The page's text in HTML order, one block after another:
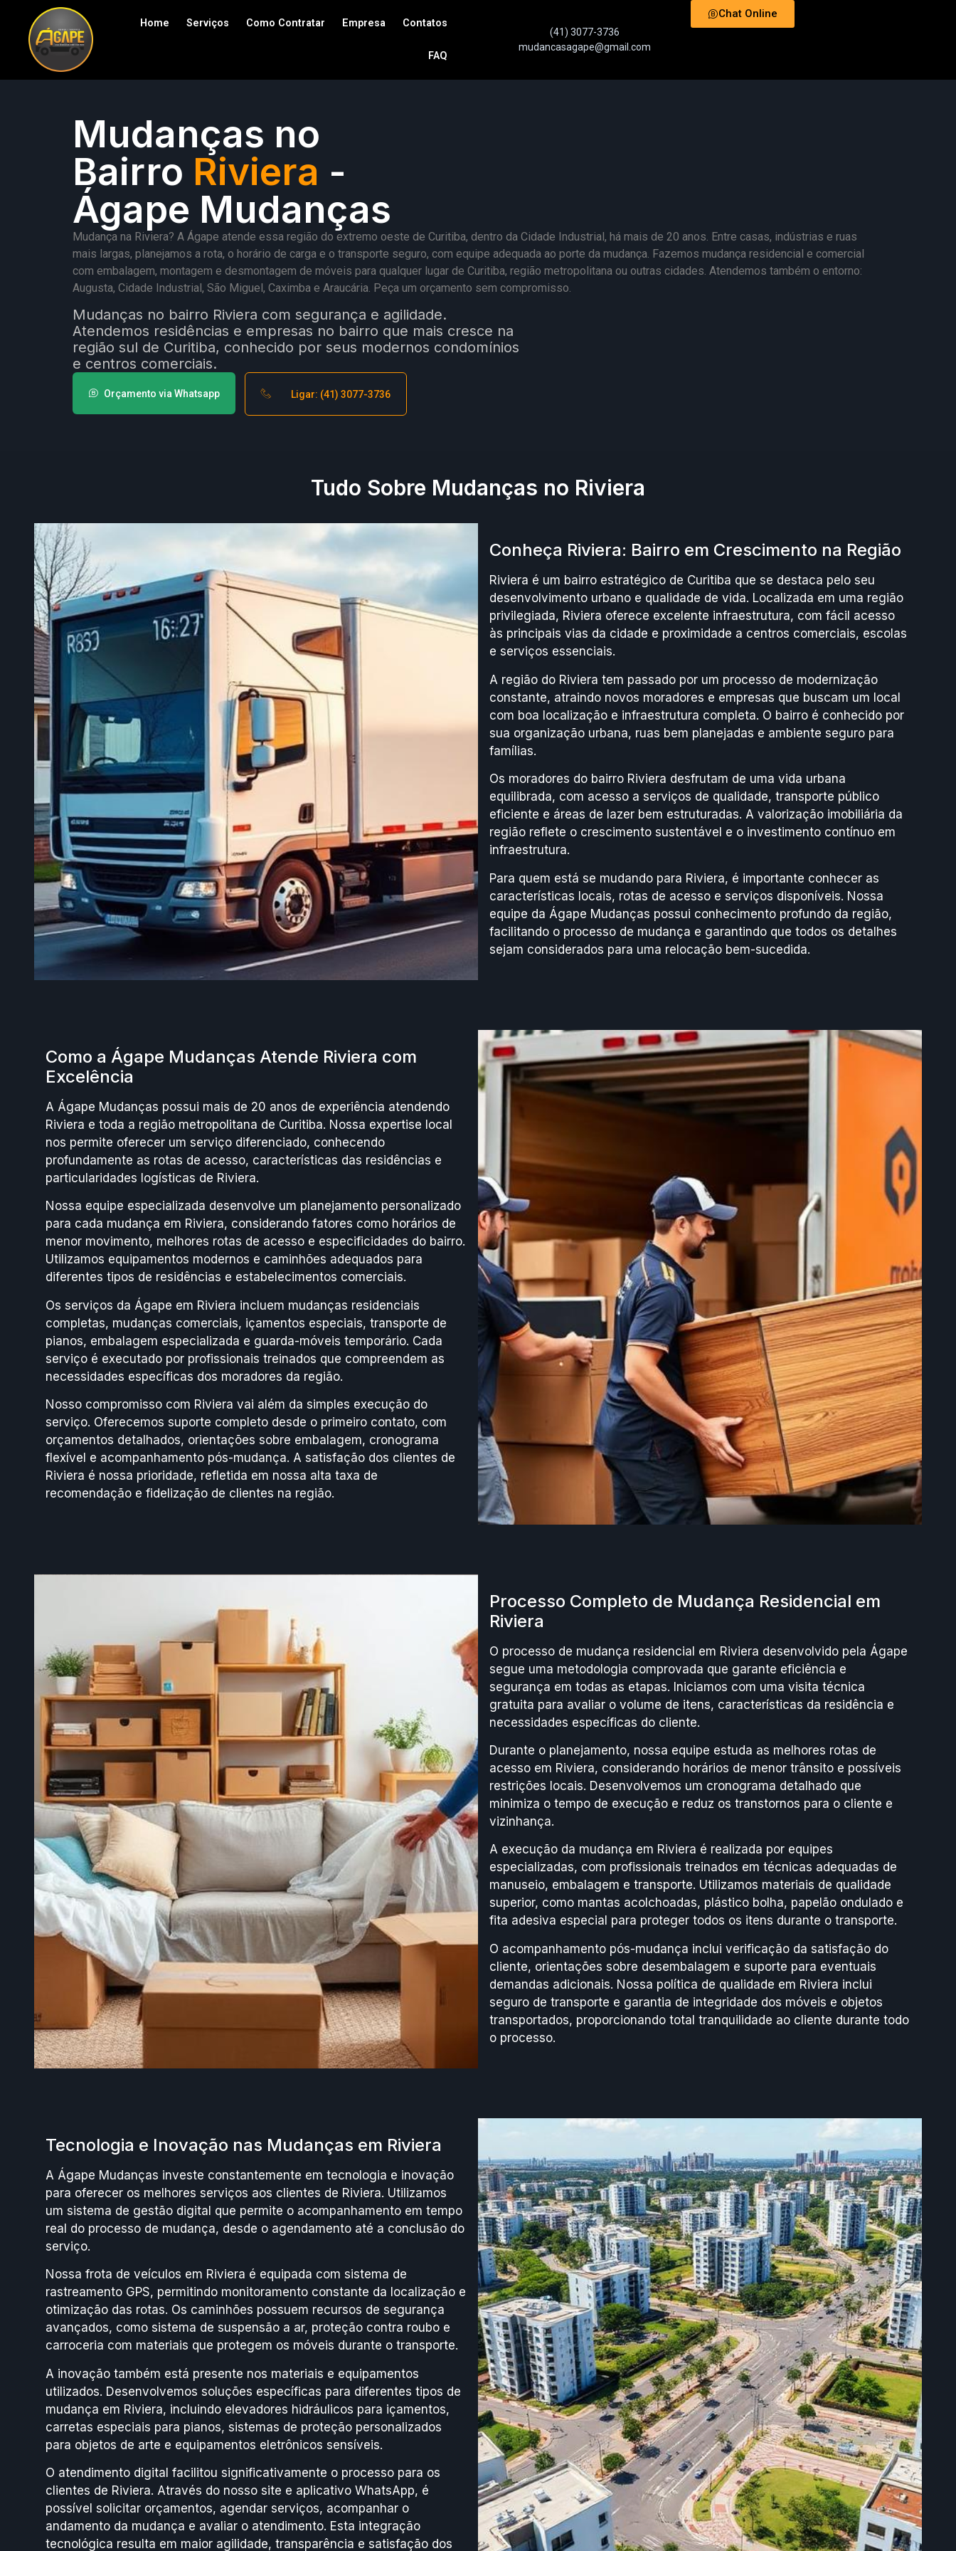
Home Serviços Como Contratar Empresa Contatos
FAQ
(41) 3077-3736
mudancasagape@gmail.com
Chat Online
Mudanças no
Bairro Riviera -
Ágape Mudanças
Mudança na Riviera? A Ágape atende essa região do extremo oeste de Curitiba, dentro da Cidade Industrial, há mais de 20 anos. Entre casas, indústrias e ruas
mais largas, planejamos a rota, o horário de carga e o transporte seguro, com equipe adequada ao porte da mudança. Fazemos mudança residencial e comercial
com embalagem, montagem e desmontagem de móveis para qualquer lugar de Curitiba, região metropolitana ou outras cidades. Atendemos também o entorno:
Augusta, Cidade Industrial, São Miguel, Caximba e Araucária. Peça um orçamento sem compromisso.
Mudanças no bairro Riviera com segurança e agilidade.
Atendemos residências e empresas no bairro que mais cresce na
região sul de Curitiba, conhecido por seus modernos condomínios
e centros comerciais.
Orçamento via Whatsapp Ligar: (41) 3077-3736
Tudo Sobre Mudanças no Riviera
Conheça Riviera: Bairro em Crescimento na Região
Riviera é um bairro estratégico de Curitiba que se destaca pelo seu
desenvolvimento urbano e qualidade de vida. Localizada em uma região
privilegiada, Riviera oferece excelente infraestrutura, com fácil acesso
às principais vias da cidade e proximidade a centros comerciais, escolas
e serviços essenciais.
A região do Riviera tem passado por um processo de modernização
constante, atraindo novos moradores e empresas que buscam um local
com boa localização e infraestrutura completa. O bairro é conhecido por
sua organização urbana, ruas bem planejadas e ambiente seguro para
famílias.
Os moradores do bairro Riviera desfrutam de uma vida urbana
equilibrada, com acesso a serviços de qualidade, transporte público
eficiente e áreas de lazer bem estruturadas. A valorização imobiliária da
região reflete o crescimento sustentável e o investimento contínuo em
infraestrutura.
Para quem está se mudando para Riviera, é importante conhecer as
características locais, rotas de acesso e serviços disponíveis. Nossa
equipe da Ágape Mudanças possui conhecimento profundo da região,
facilitando o processo de mudança e garantindo que todos os detalhes
sejam considerados para uma relocação bem-sucedida.
Como a Ágape Mudanças Atende Riviera com
Excelência
A Ágape Mudanças possui mais de 20 anos de experiência atendendo
Riviera e toda a região metropolitana de Curitiba. Nossa expertise local
nos permite oferecer um serviço diferenciado, conhecendo
profundamente as rotas de acesso, características das residências e
particularidades logísticas de Riviera.
Nossa equipe especializada desenvolve um planejamento personalizado
para cada mudança em Riviera, considerando fatores como horários de
menor movimento, melhores rotas de acesso e especificidades do bairro.
Utilizamos equipamentos modernos e caminhões adequados para
diferentes tipos de residências e estabelecimentos comerciais.
Os serviços da Ágape em Riviera incluem mudanças residenciais
completas, mudanças comerciais, içamentos especiais, transporte de
pianos, embalagem especializada e guarda-móveis temporário. Cada
serviço é executado por profissionais treinados que compreendem as
necessidades específicas dos moradores da região.
Nosso compromisso com Riviera vai além da simples execução do
serviço. Oferecemos suporte completo desde o primeiro contato, com
orçamentos detalhados, orientações sobre embalagem, cronograma
flexível e acompanhamento pós-mudança. A satisfação dos clientes de
Riviera é nossa prioridade, refletida em nossa alta taxa de
recomendação e fidelização de clientes na região.
Processo Completo de Mudança Residencial em
Riviera
O processo de mudança residencial em Riviera desenvolvido pela Ágape
segue uma metodologia comprovada que garante eficiência e
segurança em todas as etapas. Iniciamos com uma visita técnica
gratuita para avaliar o volume de itens, características da residência e
necessidades específicas do cliente.
Durante o planejamento, nossa equipe estuda as melhores rotas de
acesso em Riviera, considerando horários de menor trânsito e possíveis
restrições locais. Desenvolvemos um cronograma detalhado que
minimiza o tempo de execução e reduz os transtornos para o cliente e
vizinhança.
A execução da mudança em Riviera é realizada por equipes
especializadas, com profissionais treinados em técnicas adequadas de
manuseio, embalagem e transporte. Utilizamos materiais de qualidade
superior, como mantas acolchoadas, plástico bolha, papelão ondulado e
fita adesiva especial para proteger todos os itens durante o transporte.
O acompanhamento pós-mudança inclui verificação da satisfação do
cliente, orientações sobre desembalagem e suporte para eventuais
demandas adicionais. Nossa política de qualidade em Riviera inclui
seguro de transporte e garantia de integridade dos móveis e objetos
transportados, proporcionando total tranquilidade ao cliente durante todo
o processo.
Tecnologia e Inovação nas Mudanças em Riviera
A Ágape Mudanças investe constantemente em tecnologia e inovação
para oferecer os melhores serviços aos clientes de Riviera. Utilizamos
um sistema de gestão digital que permite o acompanhamento em tempo
real do processo de mudança, desde o agendamento até a conclusão do
serviço.
Nossa frota de veículos em Riviera é equipada com sistema de
rastreamento GPS, permitindo monitoramento constante da localização e
otimização das rotas. Os caminhões possuem recursos de segurança
avançados, como sistema de suspensão a ar, proteção contra roubo e
carroceria com materiais que protegem os móveis durante o transporte.
A inovação também está presente nos materiais e equipamentos
utilizados. Desenvolvemos soluções específicas para diferentes tipos de
mudança em Riviera, incluindo elevadores hidráulicos para içamentos,
carretas especiais para pianos, sistemas de proteção personalizados
para objetos de arte e equipamentos eletrônicos sensíveis.
O atendimento digital facilitou significativamente o processo para os
clientes de Riviera. Através do nosso site e aplicativo WhatsApp, é
possível solicitar orçamentos, agendar serviços, acompanhar o
andamento da mudança e avaliar o atendimento. Esta integração
tecnológica resulta em maior agilidade, transparência e satisfação dos